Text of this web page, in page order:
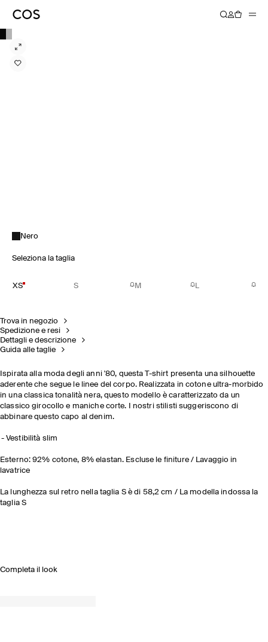
Nero
Seleziona la taglia
XS S M L
Trova in negozio
Spedizione e resi
Dettagli e descrizione
Guida alle taglie
Ispirata alla moda degli anni '80, questa T-shirt presenta una silhouette
aderente che segue le linee del corpo. Realizzata in cotone ultra-morbido
in una classica tonalità nera, questo modello è caratterizzato da un
classico girocollo e maniche corte. I nostri stilisti suggeriscono di
abbinare questo capo al denim.
Vestibilità slim
Esterno: 92% cotone, 8% elastan. Escluse le finiture / Lavaggio in
lavatrice
La lunghezza sul retro nella taglia S è di 58,2 cm / La modella indossa la
taglia S
Completa il look